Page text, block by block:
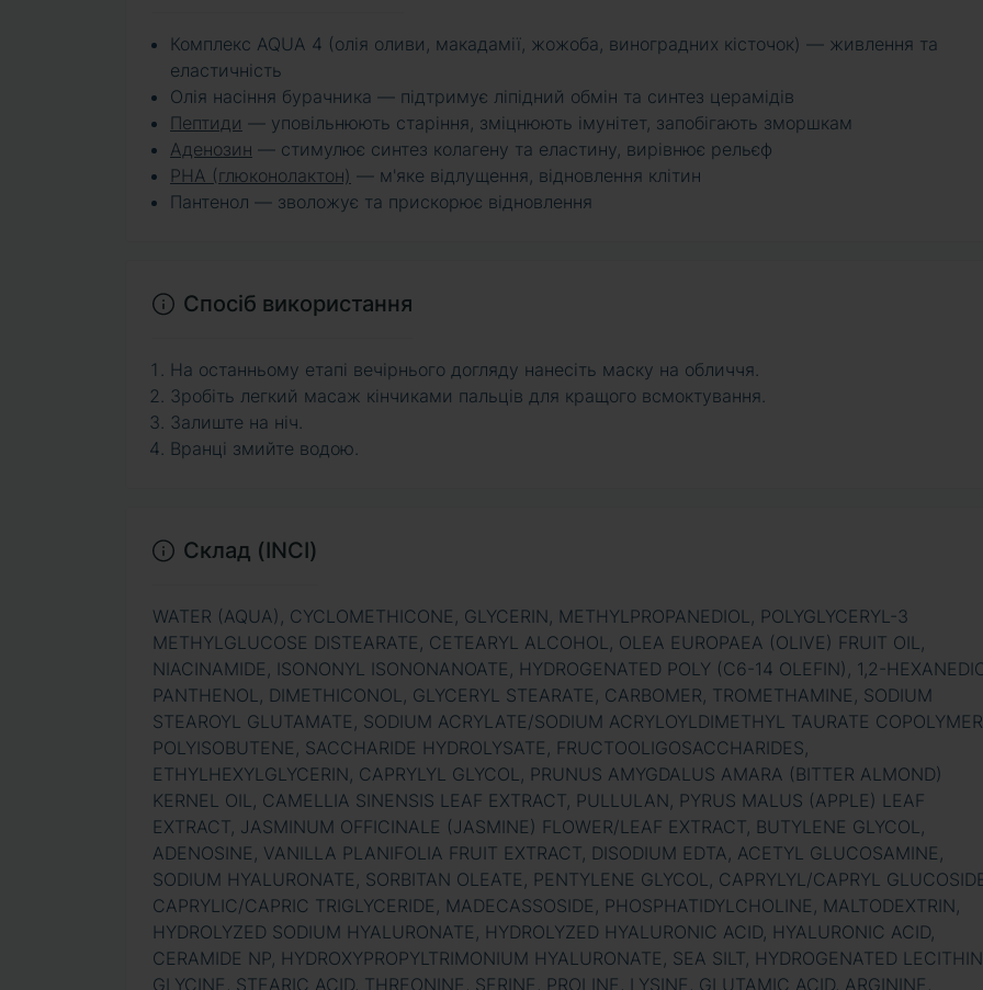
Комплекс AQUA 4 (олія оливи, макадамії, жожоба, виноградних кісточок) — живлення та
еластичність
Олія насіння бурачника — підтримує ліпідний обмін та синтез церамідів
Пептиди — уповільнюють старіння, зміцнюють імунітет, запобігають зморшкам
Аденозин — стимулює синтез колагену та еластину, вирівнює рельєф
PHA (глюконолактон) — м'яке відлущення, відновлення клітин
Пантенол — зволожує та прискорює відновлення
Спосіб використання
На останньому етапі вечірнього догляду нанесіть маску на обличчя.
Зробіть легкий масаж кінчиками пальців для кращого всмоктування.
Залиште на ніч.
Вранці змийте водою.
Склад (INCI)
WATER (AQUA), CYCLOMETHICONE, GLYCERIN, METHYLPROPANEDIOL, POLYGLYCERYL-3
METHYLGLUCOSE DISTEARATE, CETEARYL ALCOHOL, OLEA EUROPAEA (OLIVE) FRUIT OIL,
NIACINAMIDE, ISONONYL ISONONANOATE, HYDROGENATED POLY (C6-14 OLEFIN), 1,2-
PANTHENOL, DIMETHICONOL, GLYCERYL STEARATE, CARBOMER, TROMETHAMINE, SODIUM
STEAROYL GLUTAMATE, SODIUM ACRYLATE/SODIUM ACRYLOYLDIMETHYL TAURATE
POLYISOBUTENE, SACCHARIDE HYDROLYSATE, FRUCTOOLIGOSACCHARIDES,
ETHYLHEXYLGLYCERIN, CAPRYLYL GLYCOL, PRUNUS AMYGDALUS AMARA (BITTER ALMOND)
KERNEL OIL, CAMELLIA SINENSIS LEAF EXTRACT, PULLULAN, PYRUS MALUS (APPLE) LEAF
EXTRACT, JASMINUM OFFICINALE (JASMINE) FLOWER/LEAF EXTRACT, BUTYLENE GLYCOL,
ADENOSINE, VANILLA PLANIFOLIA FRUIT EXTRACT, DISODIUM EDTA, ACETYL GLUCOSAMINE,
SODIUM HYALURONATE, SORBITAN OLEATE, PENTYLENE GLYCOL, CAPRYLYL/CAPRYL
CAPRYLIC/CAPRIC TRIGLYCERIDE, MADECASSOSIDE, PHOSPHATIDYLCHOLINE, MALTODEXTRIN,
HYDROLYZED SODIUM HYALURONATE, HYDROLYZED HYALURONIC ACID, HYALURONIC ACID,
CERAMIDE NP, HYDROXYPROPYLTRIMONIUM HYALURONATE, SEA SILT, HYDROGENATED
GLYCINE, STEARIC ACID, THREONINE, SERINE, PROLINE, LYSINE, GLUTAMIC ACID, ARGININE,